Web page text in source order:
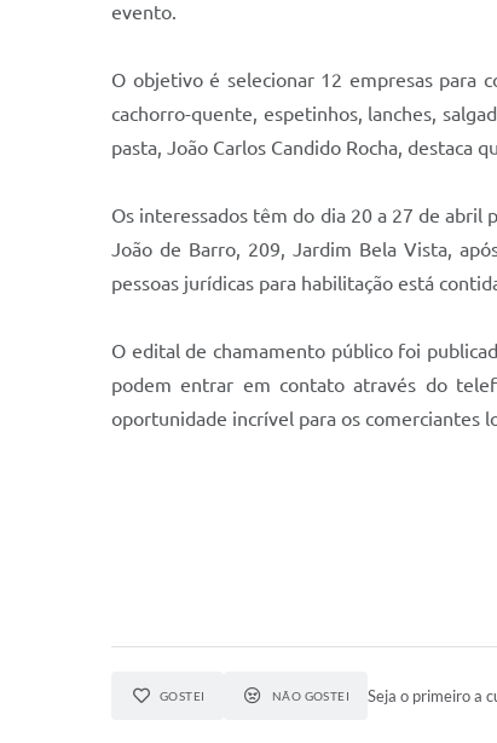
evento.
O objetivo é selecionar 12 empresas para
cachorro-quente, espetinhos, lanches,
pasta, João Carlos Candido Rocha, destaca
Os interessados têm do dia 20 a 27 de abril
João de Barro, 209, Jardim Bela Vista,
pessoas jurídicas para habilitação está
O edital de chamamento público foi
podem entrar em contato através do
oportunidade incrível para os comerciantes
GOSTEI NÃO GOSTEI Seja o primeiro a